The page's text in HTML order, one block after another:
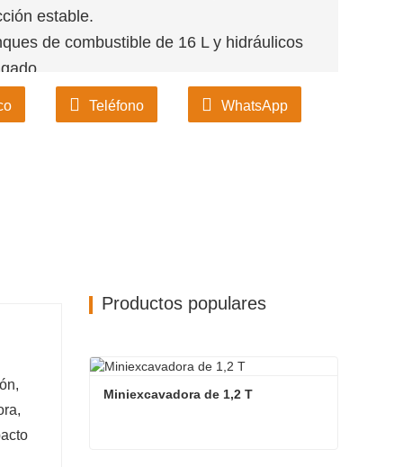
estable.
de combustible de 16 L y hidráulicos
Teléfono WhatsApp
Productos populares
Miniexcavadora de 1,2 T